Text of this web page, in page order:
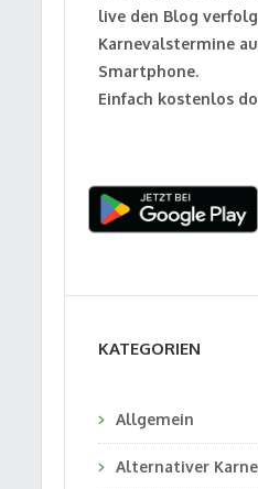
live den Blog
Karnevalstermine
Smartphone.
Einfach kostenlos
KATEGORIEN
Allgemein
Alternativer